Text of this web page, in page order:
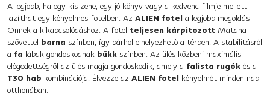
A legjobb, ha egy kis zene, egy jó könyv vagy a kedvenc filmje mellett
lazíthat egy kényelmes fotelben. Az ALIEN fotel a legjobb megoldás
Önnek a kikapcsolódáshoz. A fotel teljesen kárpitozott Matana
szövettel barna színben, így bárhol elhelyezhető a térben. A stabilitásról
a fa lábak gondoskodnak bükk színben. Az ülés közbeni maximális
elégedettségről az ülés magja gondoskodik, amely a falista rugók és a
T30 hab kombinációja. Élvezze az ALIEN fotel kényelmét minden nap
otthonában.